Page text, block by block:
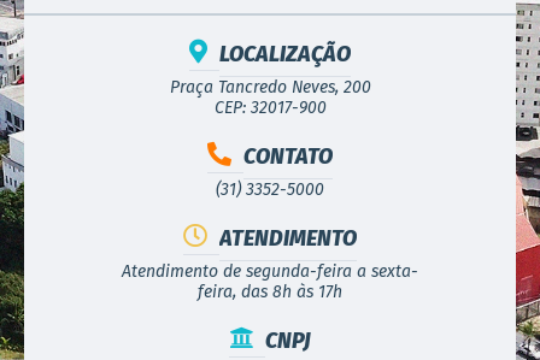
LOCALIZAÇÃO
Praça Tancredo Neves, 200
CEP: 32017-900
CONTATO
(31) 3352-5000
ATENDIMENTO
Atendimento de segunda-feira a sexta-
feira, das 8h às 17h
CNPJ